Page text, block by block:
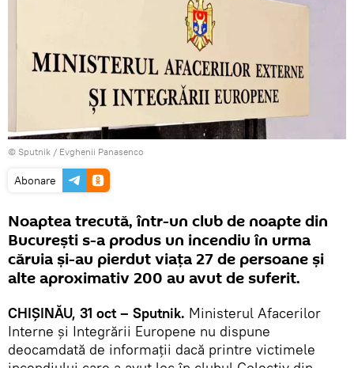
© Sputnik / Evghenii Panasenco
Abonare
Noaptea trecută, într-un club de noapte din
București s-a produs un incendiu în urma
căruia și-au pierdut viața 27 de persoane și
alte aproximativ 200 au avut de suferit.
CHIȘINĂU, 31 oct – Sputnik. Ministerul Afacerilor
Interne și Integrării Europene nu dispune
deocamdată de informații dacă printre victimele